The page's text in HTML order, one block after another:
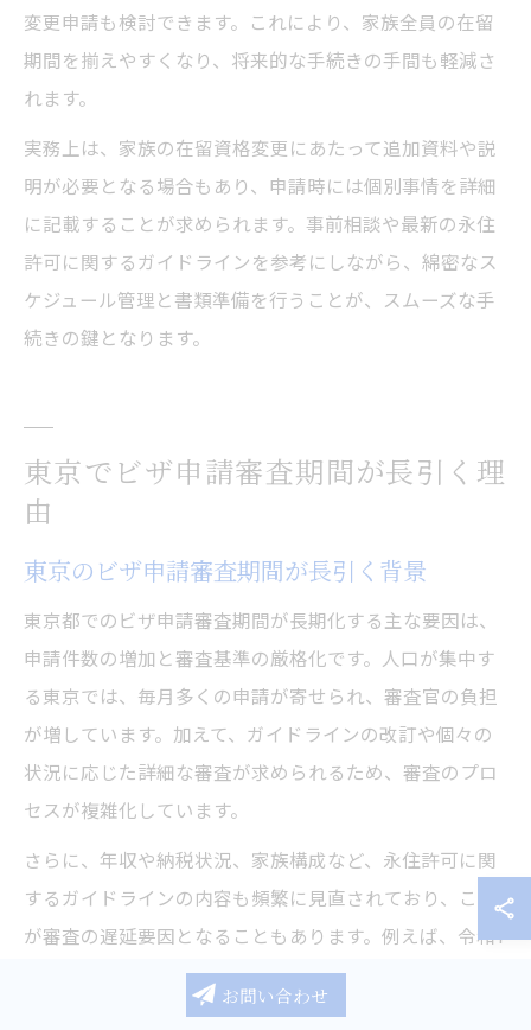
変更申請も検討できます。これにより、家族全員の在留
期間を揃えやすくなり、将来的な手続きの手間も軽減さ
れます。
実務上は、家族の在留資格変更にあたって追加資料や説
明が必要となる場合もあり、申請時には個別事情を詳細
に記載することが求められます。事前相談や最新の永住
許可に関するガイドラインを参考にしながら、綿密なス
ケジュール管理と書類準備を行うことが、スムーズな手
続きの鍵となります。
東京でビザ申請審査期間が長引く理
由
東京のビザ申請審査期間が長引く背景
東京都でのビザ申請審査期間が長期化する主な要因は、
申請件数の増加と審査基準の厳格化です。人口が集中す
る東京では、毎月多くの申請が寄せられ、審査官の負担
が増しています。加えて、ガイドラインの改訂や個々の
状況に応じた詳細な審査が求められるため、審査のプロ
セスが複雑化しています。
さらに、年収や納税状況、家族構成など、永住許可に関
するガイドラインの内容も頻繁に見直されており、これ
が審査の遅延要因となることもあります。例えば、令和7
年や8年のガイドライン改訂では、より厳密な書類確認
や追加資料の提出が求められるケースが増えています。
お問い合わせ